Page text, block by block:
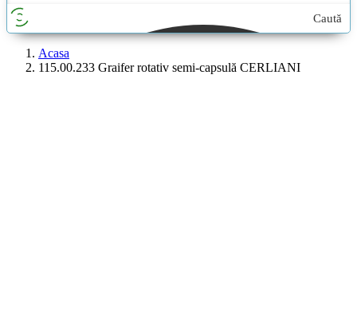
Caută
Acasa
115.00.233 Graifer rotativ semi-capsulă CERLIANI